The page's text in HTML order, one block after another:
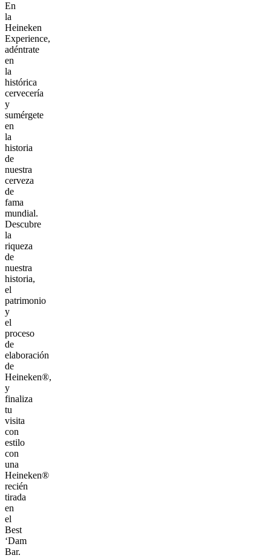
En
la
Heineken
Experience,
adéntrate
en
la
histórica
cervecería
y
sumérgete
en
la
historia
de
nuestra
cerveza
de
fama
mundial.
Descubre
la
riqueza
de
nuestra
historia,
el
patrimonio
y
el
proceso
de
elaboración
de
Heineken®,
y
finaliza
tu
visita
con
estilo
con
una
Heineken®
recién
tirada
en
el
Best
‘Dam
Bar.